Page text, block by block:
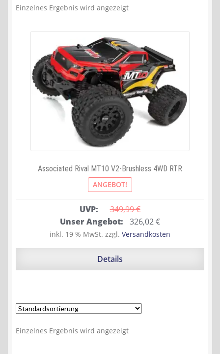
Einzelnes Ergebnis wird angezeigt
Associated Rival MT10 V2-Brushless 4WD RTR
ANGEBOT!
UVP: 349,99 €
Ursprünglicher
Preis
war:
Unser Angebot: 326,02€Aktueller
Preis
ist:
inkl. 19 % MwSt. zzgl. Versandkosten
Details
Einzelnes Ergebnis wird angezeigt